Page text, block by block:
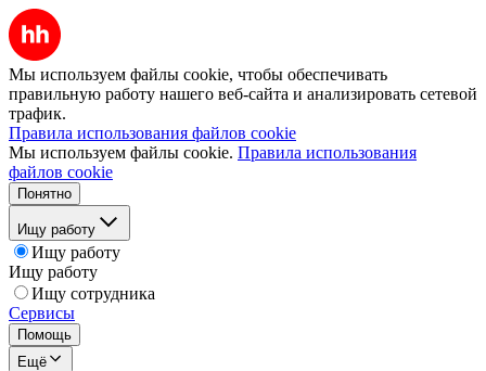
Мы используем файлы cookie, чтобы обеспечивать
правильную работу нашего веб-сайта и анализировать сетевой
трафик.
Правила использования файлов cookie
Мы используем файлы cookie. Правила использования
файлов cookie
Понятно
Ищу работу
Ищу работу
Ищу работу
Ищу сотрудника
Сервисы
Помощь
Ещё